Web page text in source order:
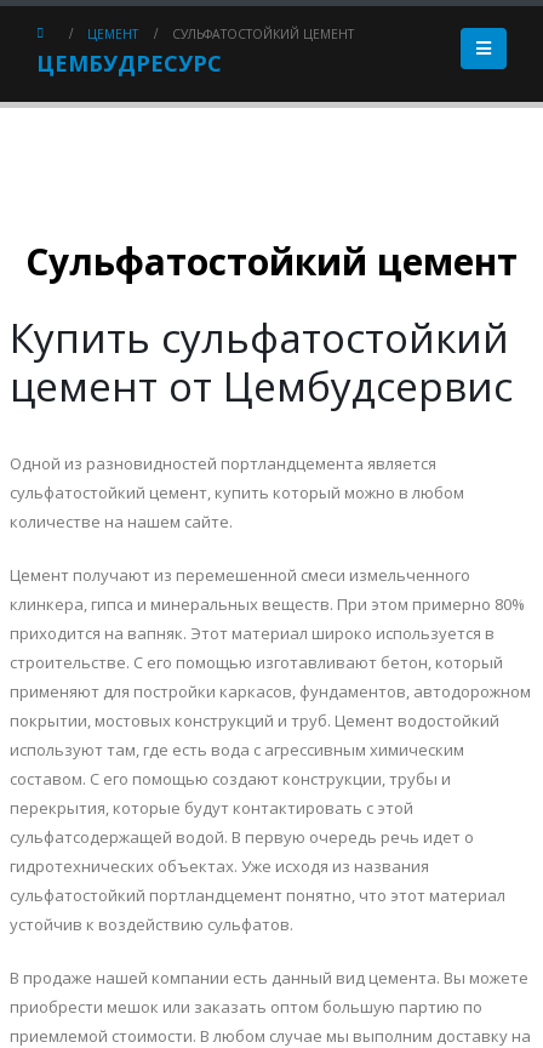
ЦЕМБУДРЕСУРС
ЦЕМЕНТ СУЛЬФАТОСТОЙКИЙ ЦЕМЕНТ
Сульфатостойкий цемент
Купить сульфатостойкий
цемент от Цембудсервис
Одной из разновидностей портландцемента является
сульфатостойкий цемент, купить который можно в любом
количестве на нашем сайте.
Цемент получают из перемешенной смеси измельченного
клинкера, гипса и минеральных веществ. При этом примерно 80%
приходится на вапняк. Этот материал широко используется в
строительстве. С его помощью изготавливают бетон, который
применяют для постройки каркасов, фундаментов, автодорожном
покрытии, мостовых конструкций и труб. Цемент водостойкий
используют там, где есть вода с агрессивным химическим
составом. С его помощью создают конструкции, трубы и
перекрытия, которые будут контактировать с этой
сульфатсодержащей водой. В первую очередь речь идет о
гидротехнических объектах. Уже исходя из названия
сульфатостойкий портландцемент понятно, что этот материал
устойчив к воздействию сульфатов.
В продаже нашей компании есть данный вид цемента. Вы можете
приобрести мешок или заказать оптом большую партию по
приемлемой стоимости. В любом случае мы выполним доставку на